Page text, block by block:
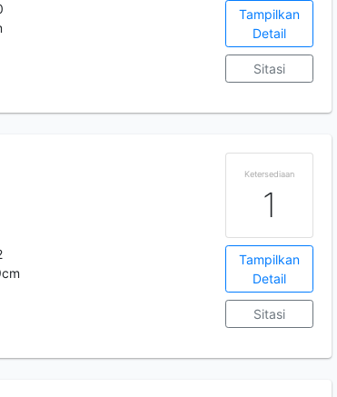
Tampilkan
Detail
Sitasi
Ketersediaan
1
Tampilkan
Detail
Sitasi